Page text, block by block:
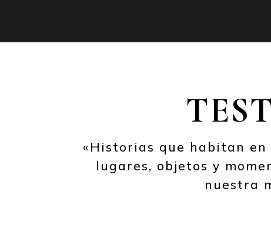
«Historias que habitan
lugares, objetos y
nuestra